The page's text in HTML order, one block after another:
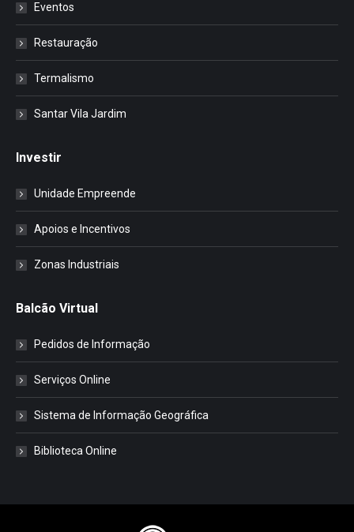
Eventos
Restauração
Termalismo
Santar Vila Jardim
Investir
Unidade Empreende
Apoios e Incentivos
Zonas Industriais
Balcão Virtual
Pedidos de Informação
Serviços Online
Sistema de Informação Geográfica
Biblioteca Online